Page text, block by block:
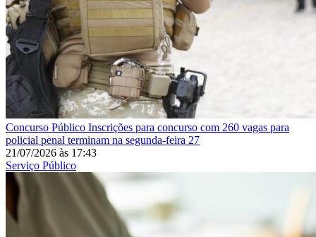
Concurso Público Inscrições para concurso com 260 vagas para
policial penal terminam na segunda-feira 27
21/07/2026 às 17:43
Serviço Público